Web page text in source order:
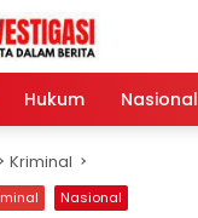
Hukum Nasional
Kriminal
Nasional